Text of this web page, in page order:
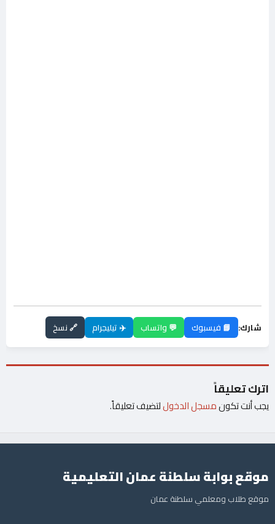
شارك: 📘 فيسبوك 💬 واتساب ✈️ تيليجرام 🔗 نسخ
اترك تعليقاً
يجب أنت تكونمسجل الدخوللتضيف تعليقاً.
موقع بوابة سلطنة عمان التعليمية
موقع طلاب ومعلمي سلطنة عمان